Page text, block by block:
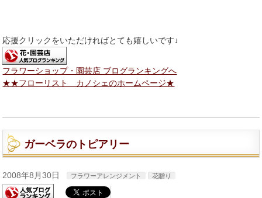
応援クリックをいただければとても嬉しいです↓
フラワーショップ・園芸店 ブログランキングへ
★★フローリスト カノシェのホームページ★
ガーベラのトピアリー
2008年8月30日 フラワーアレンジメント 花贈り